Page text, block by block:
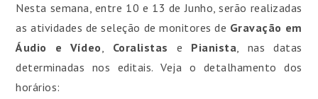
Nesta semana, entre 10 e 13 de Junho, serão realizadas
as atividades de seleção de monitores de Gravação em
Áudio e Vídeo, Coralistas e Pianista, nas datas
determinadas nos editais. Veja o detalhamento dos
horários: